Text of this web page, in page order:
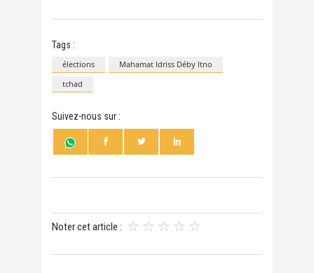
Tags :
élections
Mahamat Idriss Déby Itno
tchad
Suivez-nous sur :
Noter cet article :